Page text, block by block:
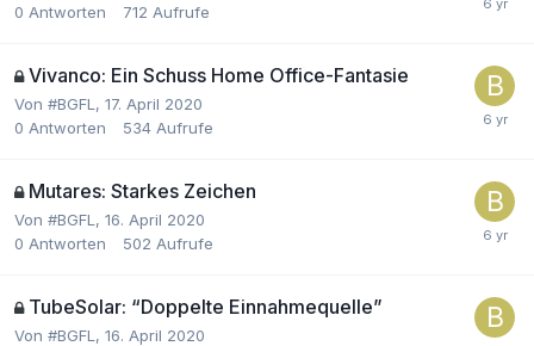
0 Antworten 712 Aufrufe
Vivanco: Ein Schuss Home Office-Fantasie
Von #BGFL , 17. April 2020
0 Antworten 534 Aufrufe
Mutares: Starkes Zeichen
Von #BGFL , 16. April 2020
0 Antworten 502 Aufrufe
TubeSolar: “Doppelte Einnahmequelle”
Von #BGFL , 16. April 2020